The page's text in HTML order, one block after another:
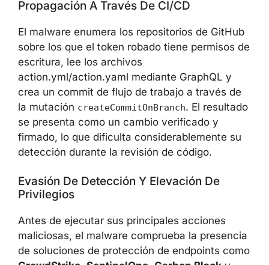
El malware enumera los repositorios de
GitHub sobre los que el token robado tiene
permisos de escritura, lee los archivos
action.yml/action.yaml mediante GraphQL y
crea un commit de flujo de trabajo a través de
la mutación createCommitOnBranch. El
resultado se presenta como un cambio
verificado y firmado, lo que dificulta
revisión de código.
Privilegios
Antes de ejecutar sus principales acciones